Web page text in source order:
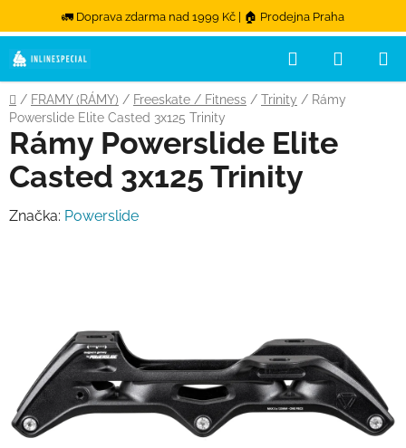
🚛 Doprava zdarma nad 1999 Kč | 🏠 Prodejna Praha
Přejít na obsah
Hledat
Domů
/ FRAMY (RÁMY) / Freeskate / Fitness / Trinity / Rámy
Powerslide Elite Casted 3x125 Trinity
Rámy Powerslide Elite
Casted 3x125 Trinity
Značka: Powerslide